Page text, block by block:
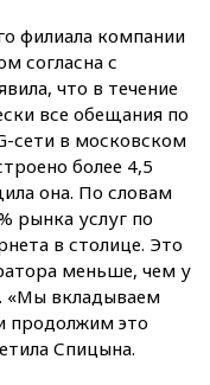
филиала компании
согласна с
что в течение
все обещания по
сети в московском
более 4,5
она. По словам
рынка услуг по
в столице. Это
меньше, чем у
«Мы вкладываем
продолжим это
Спицына.